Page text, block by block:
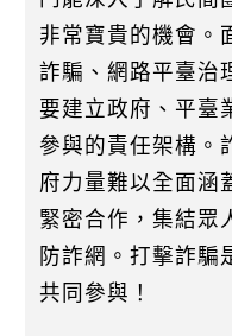
非常寶貴的機會。
詐騙、網路平臺治
要建立政府、平臺
參與的責任架構。
府力量難以全面涵
緊密合作，集結眾
防詐網。打擊詐騙
共同參與！